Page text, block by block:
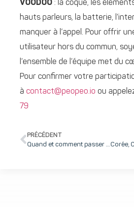
VOODOO : la coque, les
hauts parleurs, la batterie,
manquer à l’appel. Pour offrir
utilisateur hors du commun,
l’ensemble de l’équipe met du
Pour confirmer votre
à contact@peopeo.io ou
79
PRÉCÉDENT
Quand et comment passer à l’ERP pour supporter l’industrialisation de sa startup ?